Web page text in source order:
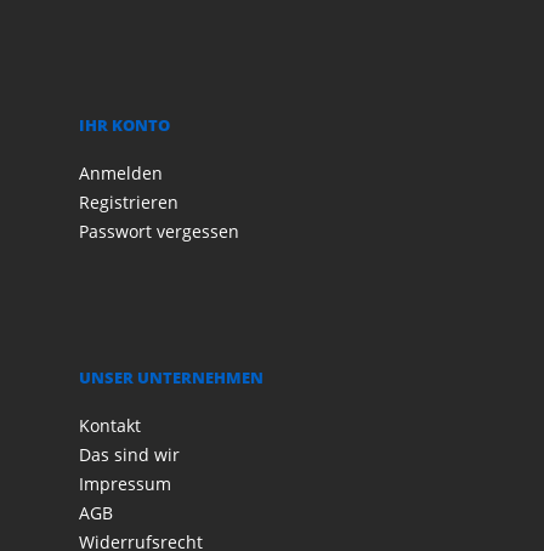
IHR KONTO
Anmelden
Registrieren
Passwort vergessen
UNSER UNTERNEHMEN
Kontakt
Das sind wir
Impressum
AGB
Widerrufsrecht